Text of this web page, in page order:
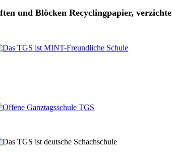
und Blöcken Recyclingpapier,